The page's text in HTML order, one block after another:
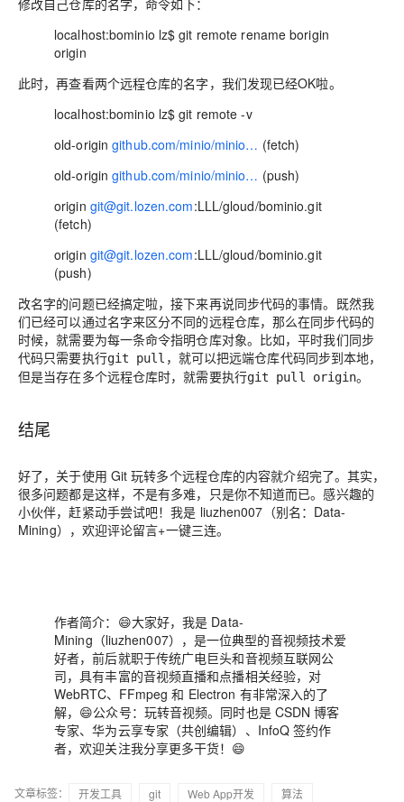
修改自己仓库的名字，命令如下：
localhost:bominio lz$ git remote rename borigin
origin
此时，再查看两个远程仓库的名字，我们发现已经OK啦。
localhost:bominio lz$ git remote -v
old-origingithub.com/minio/minio… (fetch)
old-origingithub.com/minio/minio… (push)
origin git@git.lozen.com:LLL/gloud/bominio.git
(fetch)
origin git@git.lozen.com:LLL/gloud/bominio.git
(push)
改名字的问题已经搞定啦，接下来再说同步代码的事情。既然我
们已经可以通过名字来区分不同的远程仓库，那么在同步代码的
时候，就需要为每一条命令指明仓库对象。比如，平时我们同步
代码只需要执行git pull ，就可以把远端仓库代码同步到本地，
但是当存在多个远程仓库时，就需要执行git pull origin。
结尾
好了，关于使用 Git 玩转多个远程仓库的内容就介绍完了。其实，
很多问题都是这样，不是有多难，只是你不知道而已。感兴趣的
小伙伴，赶紧动手尝试吧！我是 liuzhen007（别名：Data-
Mining），欢迎评论留言+一键三连。
作者简介：😄大家好，我是 Data-
Mining（liuzhen007），是一位典型的音视频技术爱
好者，前后就职于传统广电巨头和音视频互联网公
司，具有丰富的音视频直播和点播相关经验，对
WebRTC、FFmpeg 和 Electron 有非常深入的了
解，😄公众号：玩转音视频。同时也是 CSDN 博客
专家、华为云享专家（共创编辑）、InfoQ 签约作
者，欢迎关注我分享更多干货！😄
文章标签： 开发工具 git Web App开发
算法